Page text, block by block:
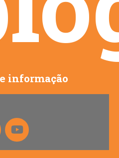
informação